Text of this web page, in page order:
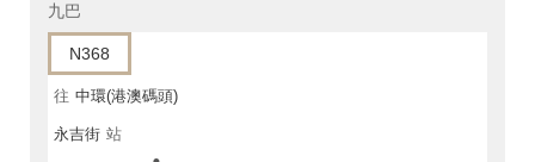
九巴
N368
往 中環(港澳碼頭)
永吉街 站